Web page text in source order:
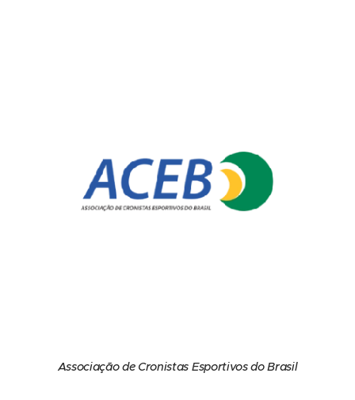
Associação de Cronistas Esportivos do Brasil